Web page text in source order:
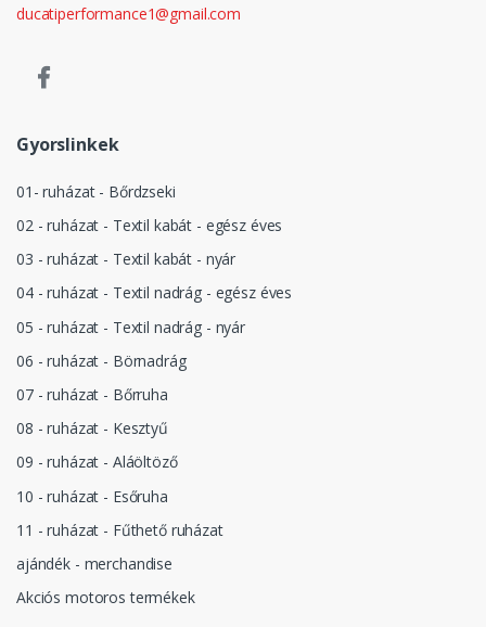
ducatiperformance1@gmail.com
Gyorslinkek
01- ruházat - Bőrdzseki
02 - ruházat - Textil kabát - egész éves
03 - ruházat - Textil kabát - nyár
04 - ruházat - Textil nadrág - egész éves
05 - ruházat - Textil nadrág - nyár
06 - ruházat - Börnadrág
07 - ruházat - Bőrruha
08 - ruházat - Kesztyű
09 - ruházat - Aláöltöző
10 - ruházat - Esőruha
11 - ruházat - Fűthető ruházat
ajándék - merchandise
Akciós motoros termékek